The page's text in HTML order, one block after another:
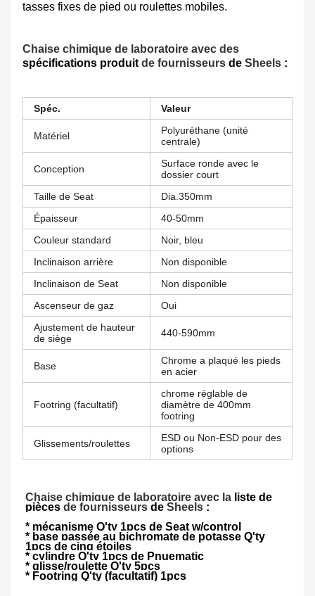
tasses fixes de pied ou roulettes mobiles.
Chaise chimique de laboratoire avec des
spécifications produit de fournisseurs de Sheels :
Spéc. Valeur
Matériel
Polyuréthane (unité
centrale)
Conception
Surface ronde avec le
dossier court
Taille de Seat
Dia.350mm
Épaisseur
40-50mm
Couleur standard
Noir, bleu
Inclinaison arrière
Non disponible
Inclinaison de Seat
Non disponible
Ascenseur de gaz
Oui
Ajustement de hauteur
de siège
440-590mm
Base
Chrome a plaqué les pieds
en acier
Footring (facultatif)
chrome réglable de
diamètre de 400mm
footring
Glissements/roulettes
ESD ou Non-ESD pour des
options
Chaise chimique de laboratoire avec la liste de
pièces de fournisseurs de Sheels :
* mécanisme Q'ty 1pcs de Seat w/control
* base passée au bichromate de potasse Q'ty
1pcs de cinq étoiles
* cylindre Q'ty 1pcs de Pnuematic
* glisse/roulette Q'ty 5pcs
* Footring Q'ty (facultatif) 1pcs